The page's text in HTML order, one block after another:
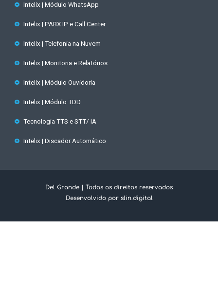
Intelix | Módulo WhatsApp
Intelix | PABX IP e Call Center
Intelix | Telefonia na Nuvem
Intelix | Monitoria e Relatórios
Intelix | Módulo Ouvidoria
Intelix | Módulo TDD
Tecnologia TTS e STT/ IA
Intelix | Discador Automático
Del Grande | Todos os direitos reservados
Desenvolvido por slin.digital